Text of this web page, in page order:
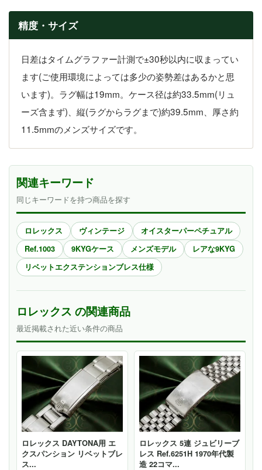
精度・サイズ
日差はタイムグラファー計測で±30秒以内に収まってい
ます(ご使用環境によっては多少の姿勢差はあるかと思
います)。ラグ幅は19mm。ケース径は約33.5mm(リュ
ーズ含まず)、縦(ラグからラグまで)約39.5mm、厚さ約
11.5mmのメンズサイズです。
関連キーワード
同じキーワードを持つ商品を探す
ロレックス ヴィンテージ
オイスターパーペチュアル
Ref.1003
9KYGケース メンズモデル
レアな9KYG
リベットエクステンションブレス仕様
ロレックス の関連商品
最近掲載された近い条件の商品
ロレックス DAYTONA用 エ
クスパンション リベットブレ
ス...
ロレックス 5連 ジュビリーブ
レス Ref.6251H 1970年代製
造 22コマ...